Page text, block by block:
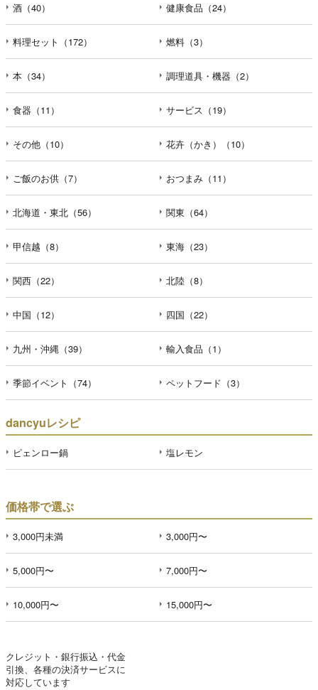
酒（40） 健康食品（24）
料理セット（172） 燃料（3）
本（34） 調理道具・機器（2）
食器（11） サービス（19）
その他（10） 花卉（かき）（10）
ご飯のお供（7） おつまみ（11）
北海道・東北（56） 関東（64）
甲信越（8） 東海（23）
関西（22） 北陸（8）
中国（12） 四国（22）
九州・沖縄（39） 輸入食品（1）
季節イベント（74） ペットフード（3）
dancyuレシピ
ピェンロー鍋 塩レモン
価格帯で選ぶ
3,000円未満 3,000円〜
5,000円〜 7,000円〜
10,000円〜 15,000円〜
クレジット・銀行振込・代金
引換、各種の決済サービスに
対応しています